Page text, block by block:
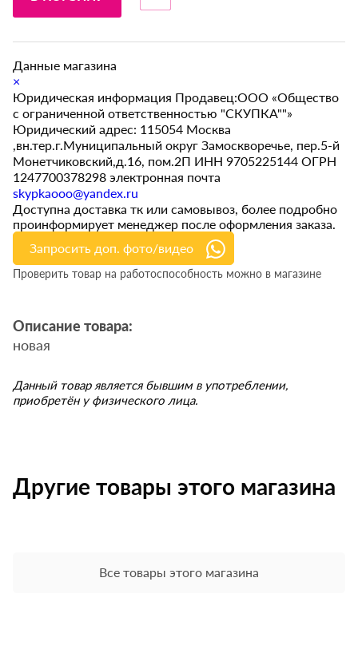
Данные магазина
×
Юридическая информация Продавец:ООО «Общество
с ограниченной ответственностью "СКУПКА""»
Юридический адрес: 115054 Москва
,вн.тер.г.Муниципальный округ Замоскворечье, пер.5-й
Монетчиковский,д.16, пом.2П ИНН 9705225144 ОГРН
1247700378298 электронная почта
skypkaooo@yandex.ru
Доступна доставка тк или самовывоз, более подробно
проинформирует менеджер после оформления заказа.
Запросить доп. фото/видео
Проверить товар на работоспособность можно в магазине
Описание товара:
новая
Данный товар является бывшим в употреблении,
приобретён у физического лица.
Другие товары этого магазина
Все товары этого магазина